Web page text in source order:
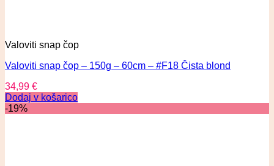
Valoviti snap čop
Valoviti snap čop – 150g – 60cm – #F18 Čista blond
34,99 €
Dodaj v košarico
-19%